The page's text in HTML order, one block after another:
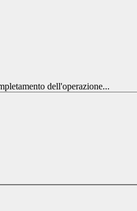
dell'operazione...